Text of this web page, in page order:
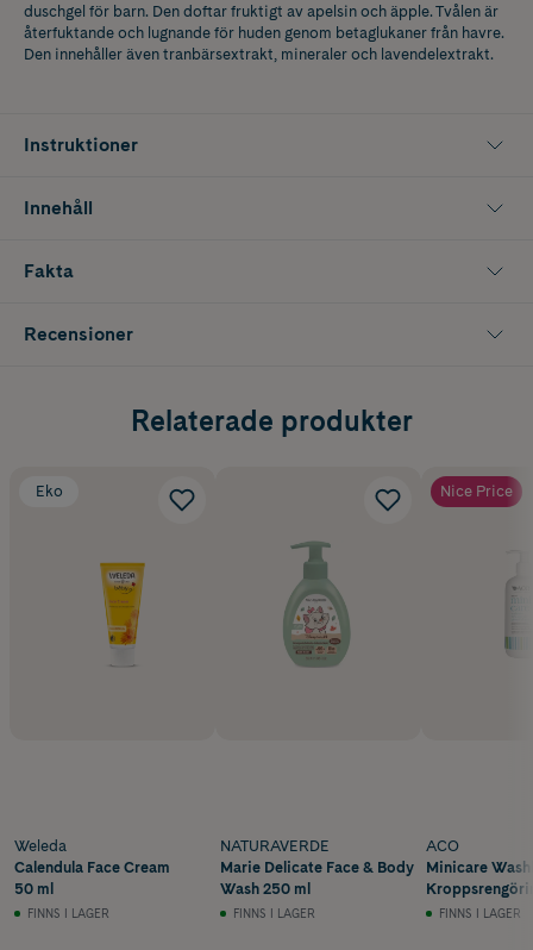
duschgel för barn. Den doftar fruktigt av apelsin och äpple. Tvålen är
återfuktande och lugnande för huden genom betaglukaner från havre.
Den innehåller även tranbärsextrakt, mineraler och lavendelextrakt.
Instruktioner
Innehåll
Fakta
Recensioner
Relaterade produkter
Eko
Weleda
Calendula Face Cream
50 ml
FINNS I LAGER
NATURAVERDE
Marie Delicate Face & Body
Wash 250 ml
FINNS I LAGER
Nice Price
ACO
Minicare
Barn 350 ml
FINNS I LAGER